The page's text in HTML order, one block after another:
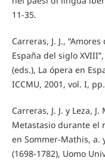
11-35.
Carreras, J. J.,
España del siglo
(eds.), La ópera en
ICCMU, 2001, vol. I,
Carreras, J. J. y Leza,
Metastasio durante el
en Sommer-Mathis, a.
(1698-1782), Uomo